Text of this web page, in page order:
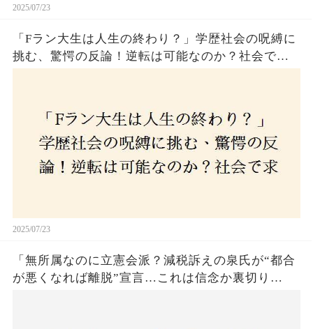
2025/07/23
「Fラン大生は人生の終わり？」学歴社会の呪縛に
挑む、驚愕の反論！逆転は可能なのか？社会で求
2025/07/23
「無所属なのに立憲会派？減税訴えの泉氏が“都合
が悪くなれば離脱”宣言…これは信念か裏切り